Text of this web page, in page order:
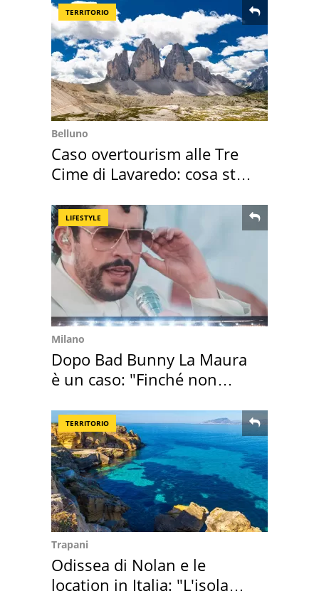
TERRITORIO
Belluno
Caso overtourism alle Tre
Cime di Lavaredo: cosa sta
LIFESTYLE
Milano
Dopo Bad Bunny La Maura
è un caso: "Finché non
TERRITORIO
Trapani
Odissea di Nolan e le
location in Italia: "L'isola